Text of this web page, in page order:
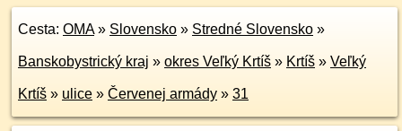
Cesta: OMA» Slovensko » Stredné Slovensko »
Banskobystrický kraj » okres Veľký Krtíš » Krtíš » Veľký
Krtíš » ulice » Červenej armády » 31